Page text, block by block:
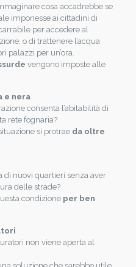
cosa accadrebbe se
imponesse ai cittadini di
per accedere al
o di trattenere l’acqua
palazzi per un’ora.
vengono imposte alle
e nera
consenta l’abitabilità di
rete fognaria?
si protrae da oltre
di nuovi quartieri senza aver
delle strade?
condizione per ben
non viene aperta al